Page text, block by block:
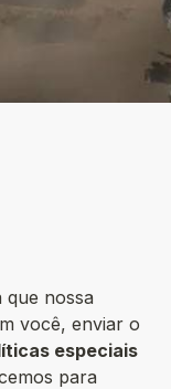
que nossa
você, enviar o
especiais
para